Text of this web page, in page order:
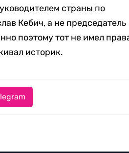
страны по
Кебич, а не председатель
поэтому тот не имел
историк.